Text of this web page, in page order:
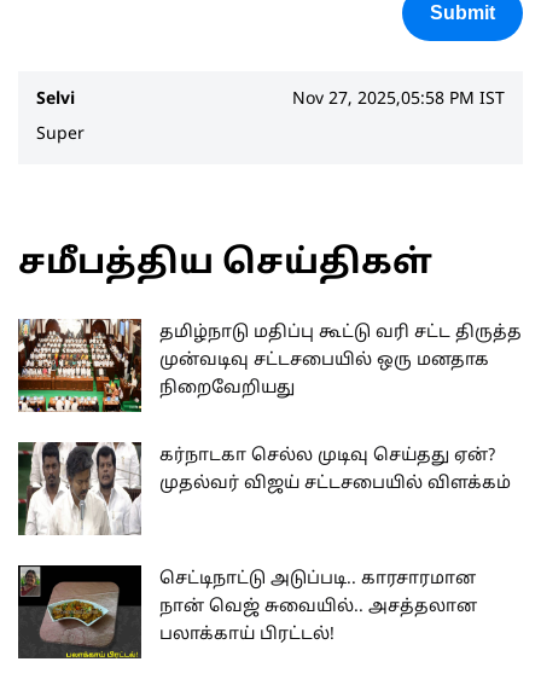
Submit
Selvi
Nov 27, 2025,05:58 PM IST
Super
சமீபத்திய செய்திகள்
தமிழ்நாடு மதிப்பு கூட்டு வரி சட்ட திருத்த
முன்வடிவு சட்டசபையில் ஒரு மனதாக
நிறைவேறியது
கர்நாடகா செல்ல முடிவு செய்தது ஏன்?
முதல்வர் விஜய் சட்டசபையில் விளக்கம்
செட்டிநாட்டு அடுப்படி.. காரசாரமான
நான் வெஜ் சுவையில்.. அசத்தலான
பலாக்காய் பிரட்டல்!